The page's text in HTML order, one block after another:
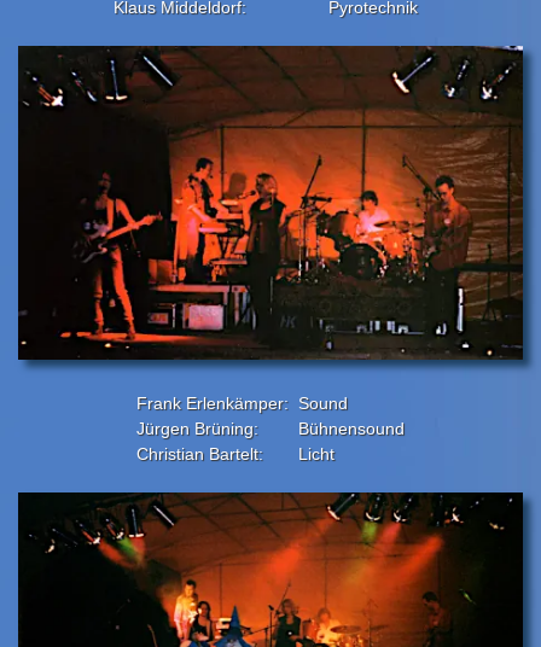
Klaus Middeldorf:
Pyrotechnik
Frank Erlenkämper: Sound
Jürgen Brüning:
Bühnensound
Christian Bartelt:
Licht